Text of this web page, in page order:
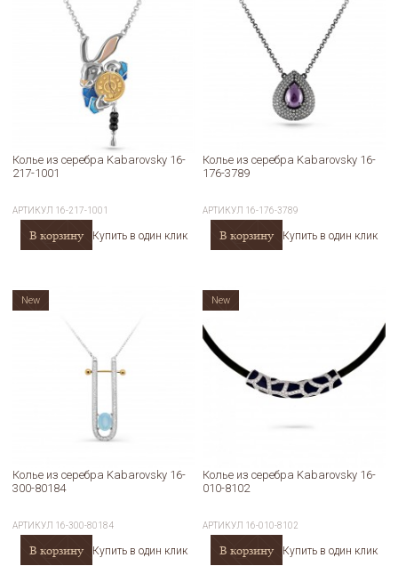
Колье из серебра Kabarovsky 16-
217-1001
АРТИКУЛ 16-217-1001
В корзину Купить в один клик
Колье из серебра Kabarovsky 16-
176-3789
АРТИКУЛ 16-176-3789
В корзину Купить в один клик
Колье из серебра Kabarovsky 16-
300-80184
АРТИКУЛ 16-300-80184
В корзину Купить в один клик
New
Колье из серебра Kabarovsky 16-
010-8102
АРТИКУЛ 16-010-8102
В корзину Купить в один клик
New